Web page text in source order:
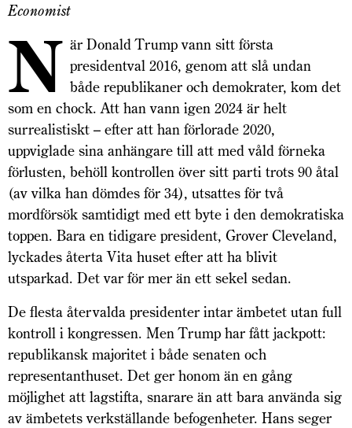
Economist
N är Donald Trump vann sitt första
presidentval 2016, genom att slå undan
både republikaner och demokrater, kom det
som en chock. Att han vann igen 2024 är helt
surrealistiskt – efter att han förlorade 2020,
uppviglade sina anhängare till att med våld förneka
förlusten, behöll kontrollen över sitt parti trots 90 åtal
(av vilka han dömdes för 34), utsattes för två
mordförsök samtidigt med ett byte i den demokratiska
toppen. Bara en tidigare president, Grover Cleveland,
lyckades återta Vita huset efter att ha blivit
utsparkad. Det var för mer än ett sekel sedan.
De flesta återvalda presidenter intar ämbetet utan full
kontroll i kongressen. Men Trump har fått jackpott:
republikansk majoritet i både senaten och
representanthuset. Det ger honom än en gång
möjlighet att lagstifta, snarare än att bara använda sig
av ämbetets verkställande befogenheter. Hans seger